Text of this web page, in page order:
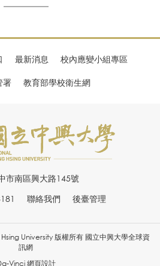
最新消息 校內應變小組專區
署 教育部學校衛生網
市南區興大路145號
聯絡我們 後臺管理
University 版權所有 國立中興大學全球資
訊網
Vinci網頁設計